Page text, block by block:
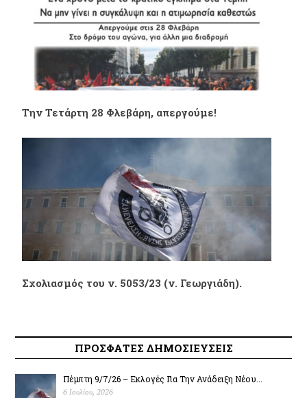
Την Τετάρτη 28 Φλεβάρη, απεργούμε!
Σχολιασμός του ν. 5053/23 (ν. Γεωργιάδη).
ΠΡΟΣΦΑΤΕΣ ΔΗΜΟΣΙΕΥΣΕΙΣ
Πέμπτη 9/7/26 – Εκλογές Για Την Ανάδειξη Νέου...
6 Ιουλίου, 2026